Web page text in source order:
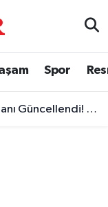
Spor
Sıralamadaki Yeri Belli Oldu